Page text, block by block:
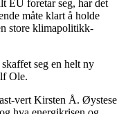
EU foretar seg, har det
måte klart å holde
store klimapolitikk-
seg en helt ny
Ole.
vert Kirsten Å. Øystese